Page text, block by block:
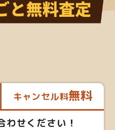
キャンセル料無料
わせください！